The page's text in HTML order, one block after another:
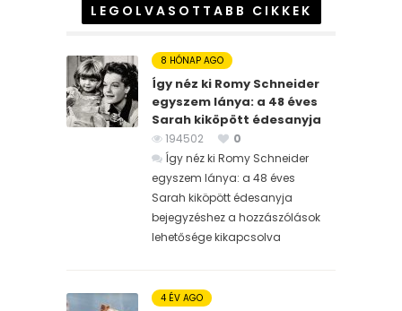
LEGOLVASOTTABB CIKKEK
8 HÓNAP AGO
Így néz ki Romy Schneider
egyszem lánya: a 48 éves
Sarah kiköpött édesanyja
194502
0
Így néz ki Romy Schneider
egyszem lánya: a 48 éves
Sarah kiköpött édesanyja
bejegyzéshez a hozzászólások
lehetősége kikapcsolva
4 ÉV AGO